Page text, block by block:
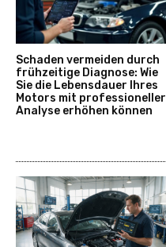
Schaden vermeiden durch
frühzeitige Diagnose: Wie
Sie die Lebensdauer Ihres
Motors mit professioneller
Analyse erhöhen können